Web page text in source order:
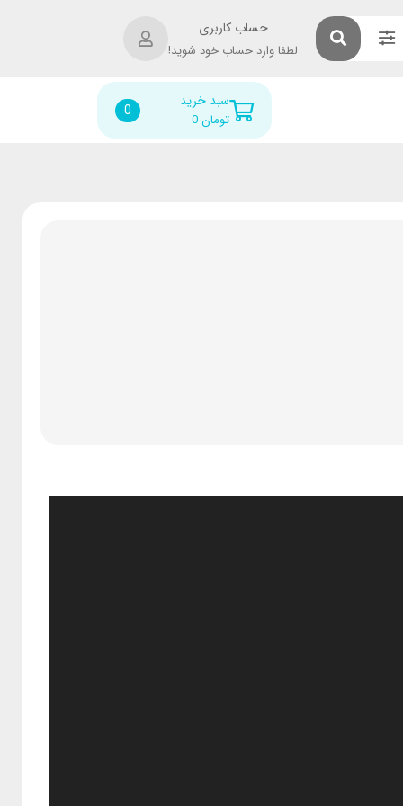
حساب کاربری
لطفا وارد حساب خود شوید!
سبد خرید
0تومان 0